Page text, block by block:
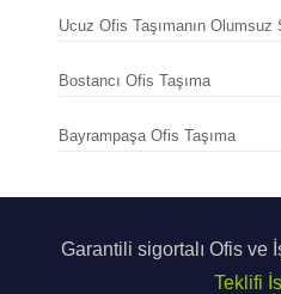
Ucuz Ofis Taşımanın Olumsuz
Bostancı Ofis Taşıma
Bayrampaşa Ofis Taşıma
Garantili sigortalı Ofis ve
Teklifi